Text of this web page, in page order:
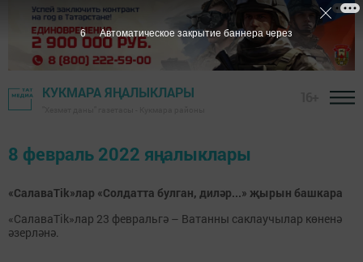
КУКМАРА ЯҢАЛЫКЛАРЫ
8 февраль 2022 яңалыклары
«СалаваTik»лар «Солдатта булган, диләр...» җырын башкара
«СалаваTik»лар 23 февральгә – Ватанны саклаучылар көненә
әзерләнә.
5 Автоматическое закрытие баннера через